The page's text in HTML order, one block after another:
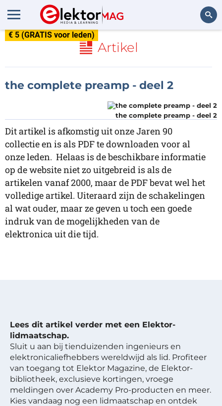
€ 5 (GRATIS voor leden)
Artikel
the complete preamp - deel 2
the complete preamp - deel 2
Dit artikel is afkomstig uit onze Jaren 90
collectie en is als PDF te downloaden voor al
onze leden. Helaas is de beschikbare informatie
op de website niet zo uitgebreid is als de
artikelen vanaf 2000, maar de PDF bevat wel het
volledige artikel. Uiteraard zijn de schakelingen
al wat ouder, maar ze geven u toch een goede
indruk van de mogelijkheden van de
elektronica uit die tijd.
Lees dit artikel verder met een Elektor-
lidmaatschap.
Sluit u aan bij tienduizenden ingenieurs en
elektronicaliefhebbers wereldwijd als lid. Profiteer
van toegang tot Elektor Magazine, de Elektor-
bibliotheek, exclusieve kortingen, vroege
meldingen over Academy Pro-producten en meer.
Kies vandaag nog een lidmaatschap en ontdek